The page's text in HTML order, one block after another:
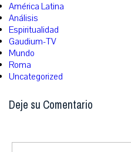
América Latina
Análisis
Espiritualidad
Gaudium-TV
Mundo
Roma
Uncategorized
Deje su Comentario